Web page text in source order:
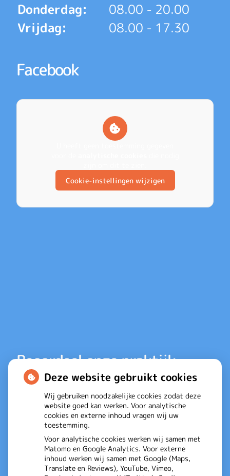
Donderdag:
08.00 - 20.00
Vrijdag:
08.00 - 17.30
Facebook
Cookie-instellingen wijzigen
Beoordeel onze praktijk
Fysiotherapie
Udenhout
is gewaardeerd op
ZorgkaartNederland.
Bekijk alle waarderingen
of plaats een
Deze website gebruikt cookies
Wij gebruiken noodzakelijke cookies zodat deze
website goed kan werken. Voor analytische
cookies en externe inhoud vragen wij uw
toestemming.
Voor analytische cookies werken wij samen met
Matomo en Google Analytics. Voor externe
inhoud werken wij samen met Google (Maps,
Translate en Reviews), YouTube, Vimeo,